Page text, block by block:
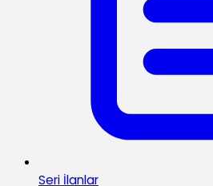
Seri İlanlar